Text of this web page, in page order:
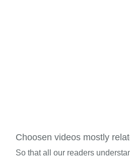
Choosen videos mostly
So that all our readers